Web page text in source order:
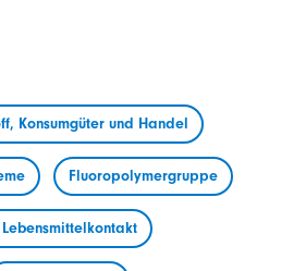
Konsumgüter und Handel
Fluoropolymergruppe